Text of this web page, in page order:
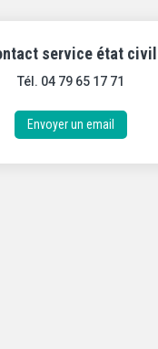
service état civil
Tél. 04 79 65 17 71
Envoyer un email